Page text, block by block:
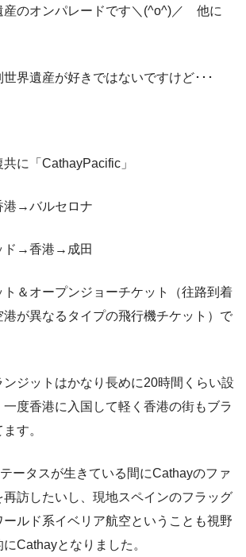
産のオンパレードです＼(^o^)／ 他に
界遺産が好きではないですけど･･･
に「CathayPacific」
港→バルセロナ
ド→香港→成田
＆オープンジョーチケット（往路到着
港が異なるタイプの飛行機チケット）で
ンジットはかなり長めに20時間くらい設
度香港に入国して軽く香港の街もブラ
す。
ータスが生きている間にCathayのファ
再訪したいし、現地スペインのフラッグ
ルド系イベリア航空ということも視野
Cathayとなりました。